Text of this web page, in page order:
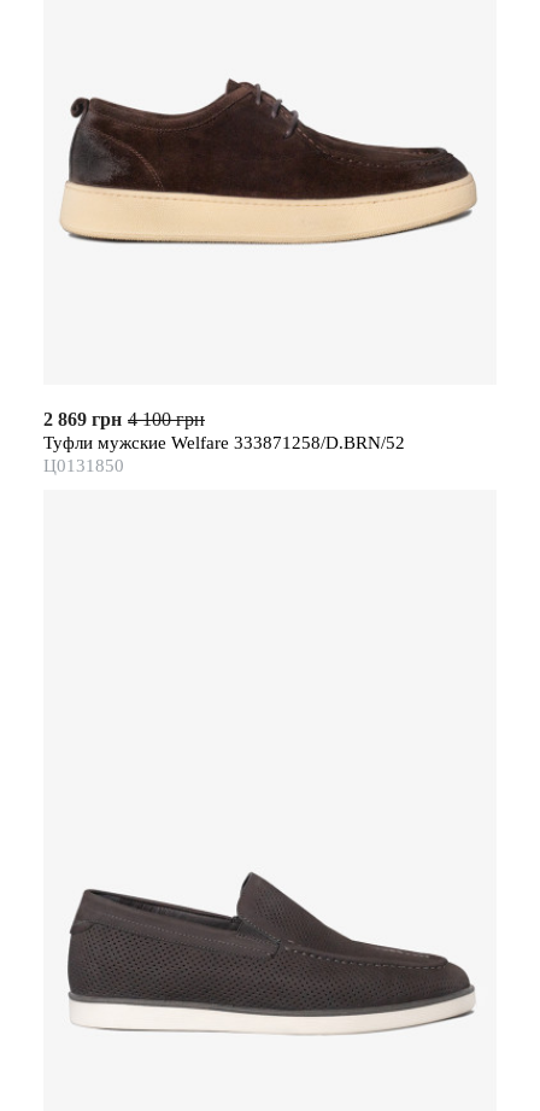
2 869 грн 4 100 грн
Туфли мужские Welfare 333871258/D.BRN/52
Ц0131850